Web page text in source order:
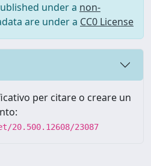
under a non-
are under a CC0 License
per citare o creare un
23087